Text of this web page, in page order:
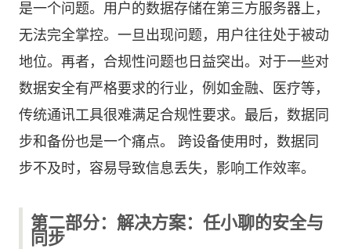
是一个问题。用户的数据存储在第三方服务器上，
无法完全掌控。一旦出现问题，用户往往处于被动
地位。再者，合规性问题也日益突出。对于一些对
数据安全有严格要求的行业，例如金融、医疗等，
传统通讯工具很难满足合规性要求。最后，数据同
步和备份也是一个痛点。 跨设备使用时，数据同
步不及时，容易导致信息丢失，影响工作效率。
第二部分：解决方案：任小聊的安全与
同步